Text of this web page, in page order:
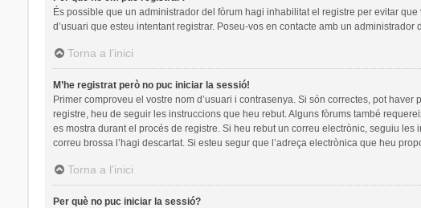
És possible que un administrador del fòrum hagi inhabilitat el registre per evitar
d’usuari que esteu intentant registrar. Poseu-vos en contacte amb un administrador
Torna a l’inici
M’he registrat però no puc iniciar la sessió!
Primer comproveu el vostre nom d’usuari i contrasenya. Si són correctes, pot
registre, heu de seguir les instruccions que heu rebut. Alguns fòrums també
es mostra durant el procés de registre. Si heu rebut un correu electrònic, seguiu
correu brossa l’hagi descartat. Si esteu segur que l’adreça electrònica que heu
Torna a l’inici
Per què no puc iniciar la sessió?